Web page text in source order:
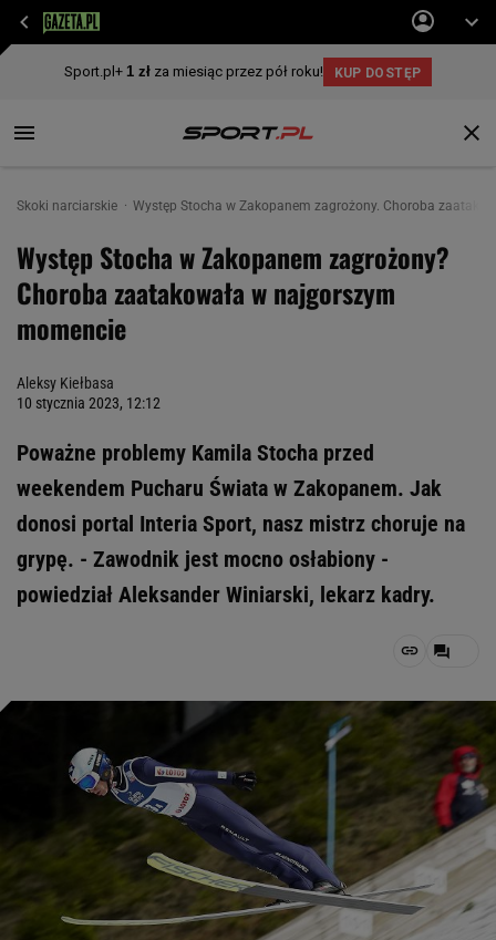
Skoki narciarskie Występ Stocha w Zakopanem zagrożony. Choroba
Występ Stocha w Zakopanem zagrożony?
Choroba zaatakowała w najgorszym
momencie
Aleksy Kiełbasa
10 stycznia 2023, 12:12
Poważne problemy Kamila Stocha przed
weekendem Pucharu Świata w Zakopanem. Jak
donosi portal Interia Sport, nasz mistrz choruje na
grypę. - Zawodnik jest mocno osłabiony -
powiedział Aleksander Winiarski, lekarz kadry.